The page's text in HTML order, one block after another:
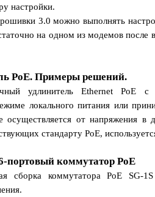
настройки.
3.0 можно выполнять
на одном из модемов после
PoE. Примеры решений.
удлинитель Ethernet PoE
локального питания или
осуществляется от напряжения
стандарту PoE,
портовый коммутатор PoE
сборка коммутатора PoE SG-